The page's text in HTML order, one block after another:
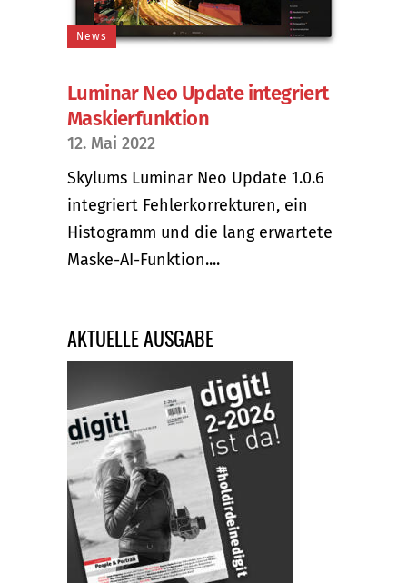
News
Luminar Neo Update integriert
Maskierfunktion
12. Mai 2022
Skylums Luminar Neo Update 1.0.6
integriert Fehlerkorrekturen, ein
Histogramm und die lang erwartete
Maske-AI-Funktion....
AKTUELLE AUSGABE